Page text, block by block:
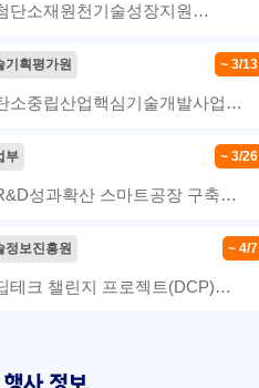
단소재원천기술성장지원…
기획평가원 ~ 3/13
소중립산업핵심기술개발사업…
부 ~ 3/26
성과확산 스마트공장 구축…
정보진흥원 ~ 4/7
테크 챌린지 프로젝트(DCP)…